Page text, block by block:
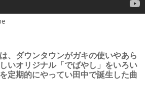
、ダウンタウンがガキの使いやあら
いオリジナル「でばやし」をいろい
定期的にやってい田中で誕生した曲